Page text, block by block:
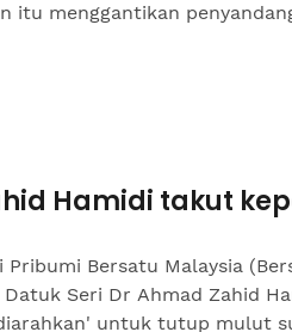
itu menggantikan
Hamidi takut
Bersatu Malaysia
Datuk Seri Dr Ahmad Zahid
untuk tutup mulut